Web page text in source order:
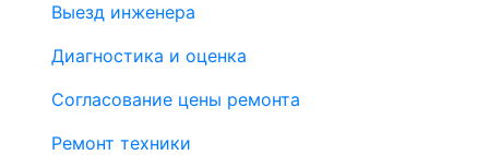
Выезд инженера
Диагностика и оценка
Согласование цены ремонта
Ремонт техники